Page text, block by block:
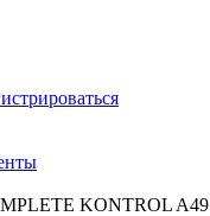
KONTROL A49